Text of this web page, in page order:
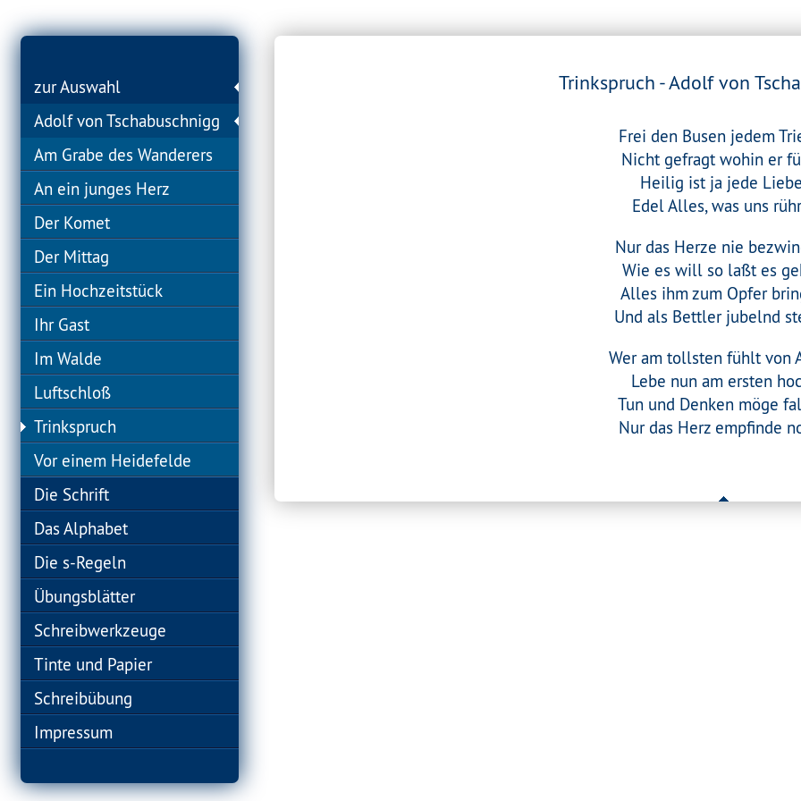
zur Auswahl
Adolf von Tschabuschnigg
Am Grabe des Wanderers
An ein junges Herz
Der Komet
Der Mittag
Ein Hochzeitstück
Ihr Gast
Im Walde
Luftschloß
Trinkspruch
Vor einem Heidefelde
Die Schrift
Das Alphabet
Die s-Regeln
Übungsblätter
Schreibwerkzeuge
Tinte und Papier
Schreibübung
Impressum
Trinkspruch - Adolf von
Frei den Busen jedem
Nicht gefragt wohin er
Heilig ist ja jede
Edel Alles, was uns
Nur das Herze nie
Wie es will so laßt es
Alles ihm zum Opfer
Und als Bettler jubelnd
Wer am tollsten fühlt von
Lebe nun am ersten
Tun und Denken möge
Nur das Herz empfinde